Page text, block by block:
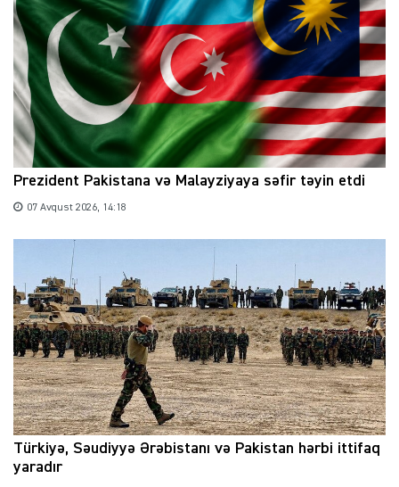
Prezident Pakistana və Malayziyaya səfir təyin etdi
07 Avqust 2026, 14:18
Türkiyə, Səudiyyə Ərəbistanı və Pakistan hərbi ittifaq
yaradır